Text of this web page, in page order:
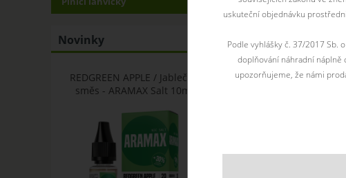
Novinky
REDGREEN APPLE / Jablečná
směs - ARAMAX Salt 10ml
uskuteční objednávku
Podle vyhlášky č. 37/2017
doplňování náhradní náplně
upozorňujeme, že námi